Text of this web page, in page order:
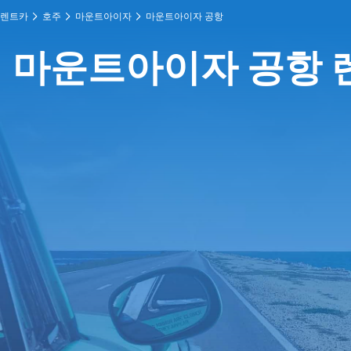
렌트카 호주 마운트아이자 마운트아이자 공항
마운트아이자 공항